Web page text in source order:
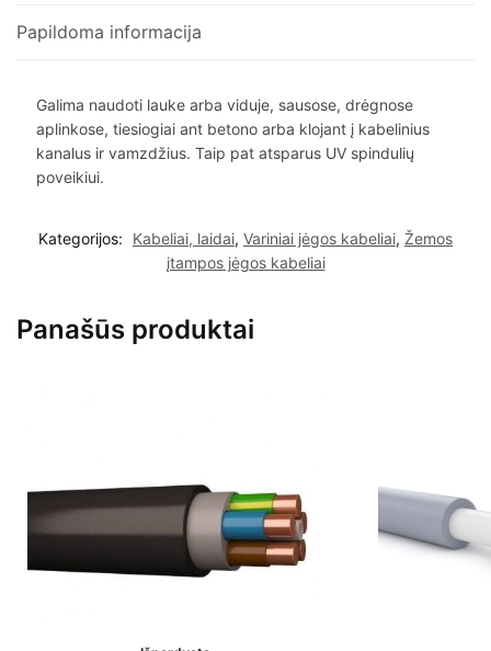
Papildoma informacija
Galima naudoti lauke arba viduje, sausose, drėgnose
aplinkose, tiesiogiai ant betono arba klojant į kabelinius
kanalus ir vamzdžius. Taip pat atsparus UV spindulių
poveikiui.
Kategorijos: Kabeliai, laidai, Variniai jėgos kabeliai, Žemos
įtampos jėgos kabeliai
Panašūs produktai